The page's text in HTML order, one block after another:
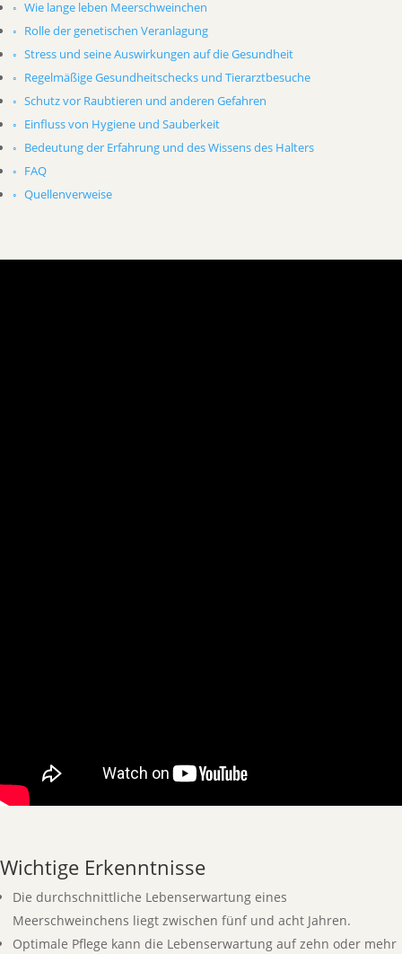
Wie lange leben Meerschweinchen
Rolle der genetischen Veranlagung
Stress und seine Auswirkungen auf die Gesundheit
Regelmäßige Gesundheitschecks und Tierarztbesuche
Schutz vor Raubtieren und anderen Gefahren
Einfluss von Hygiene und Sauberkeit
Bedeutung der Erfahrung und des Wissens des Halters
FAQ
Quellenverweise
Wichtige Erkenntnisse
Die durchschnittliche Lebenserwartung eines
Meerschweinchens liegt zwischen fünf und acht Jahren.
Optimale Pflege kann die Lebenserwartung auf zehn oder mehr